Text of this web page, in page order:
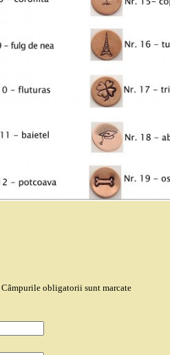
Câmpurile obligatorii sunt marcate